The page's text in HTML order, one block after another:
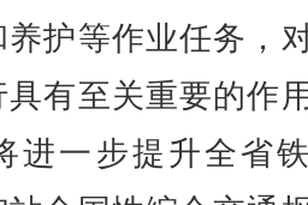
护等作业任务，
有至关重要的作
进一步提升全省